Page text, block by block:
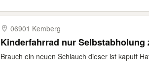
06901 Kemberg
Kinderfahrrad nur Selbstabholung
Brauch ein neuen Schlauch dieser ist kaputt